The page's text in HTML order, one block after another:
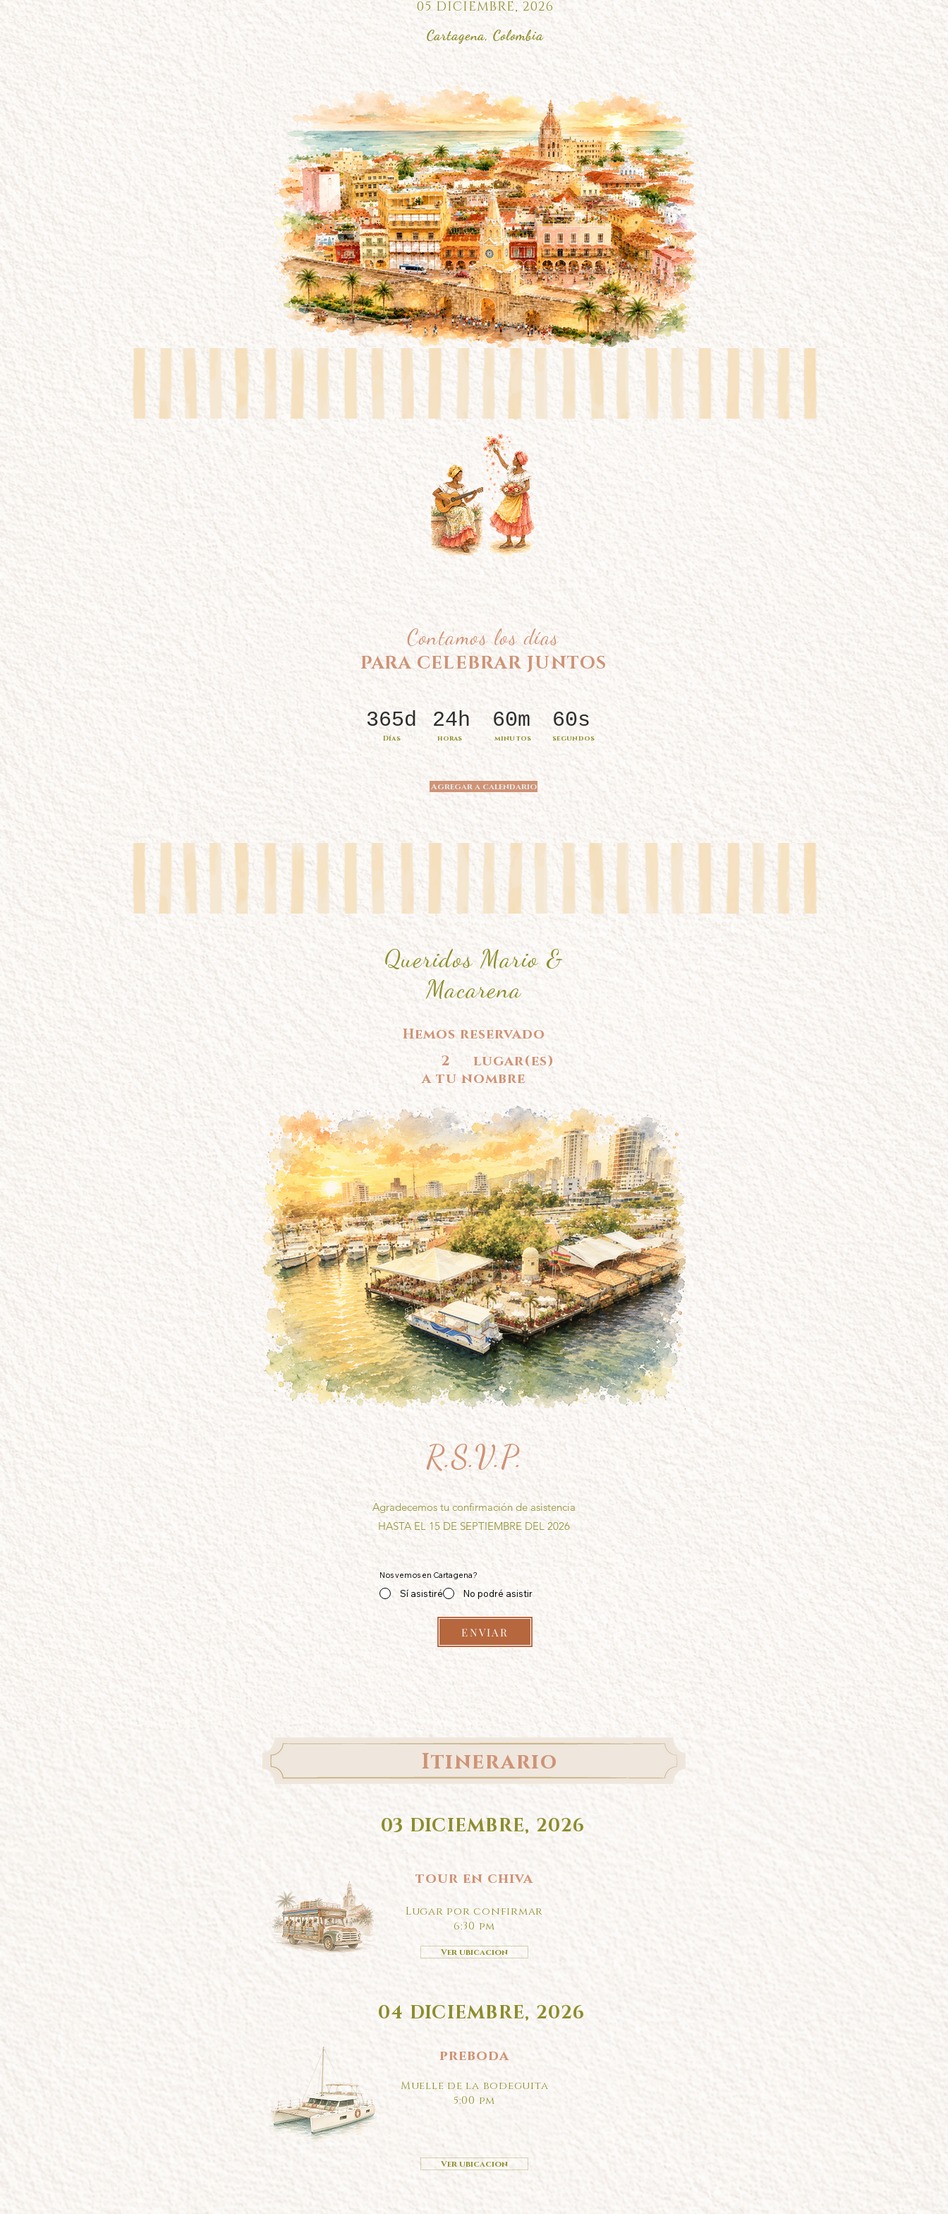
05 DICIEMBRE, 2026
Cartagena, Colombia
Cartagena, Colombia
Contamos los días
PARA CELEBRAR JUNTOS
Días horas minutos segundos
365d 24h 60m 60s
Agregar a calendario
Queridos Mario &
Macarena
Hemos reservado
lugar(es)
2
a tu nombre
R.S.V.P.
Agradecemos tu confirmación de asistencia
HASTA EL 15 DE SEPTIEMBRE DEL 2026
Nos vemos en Cartagena?
Sí asistiré No podré asistir
ENVIAR
Itinerario
03 DICIEMBRE, 2026
tour en chiva
Lugar por confirmar
6:30 pm
Ver ubicacion
04 DICIEMBRE, 2026
preboda
Muelle de la bodeguita
5:00 pm
Ver ubicacion